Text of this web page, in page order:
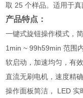
取 25 个样品。适用于真
产品特点：
一键式旋钮操作模式，
1min ~ 99h59min 范围
软启动，加速均匀，有
直流无刷电机，速度精
操作面板简洁， LED 实